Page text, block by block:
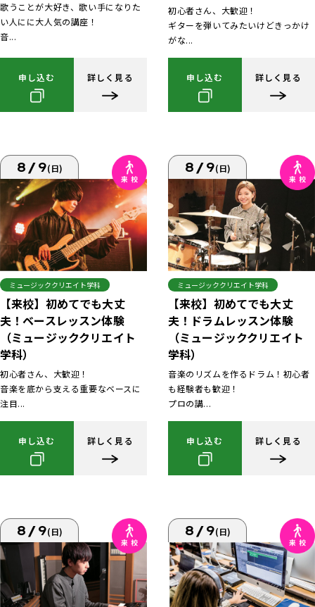
歌うことが大好き、歌い手になりた
い人にに大人気の講座！
音...
申し込む 詳しく見る
初心者さん、大歓迎！
ギターを弾いてみたいけどきっかけ
がな...
申し込む 詳しく見る
8/9(日)
ミュージッククリエイト学科
【来校】初めてでも大丈
夫！ベースレッスン体験
（ミュージッククリエイト
学科）
初心者さん、大歓迎！
音楽を底から支える重要なベースに
注目...
申し込む 詳しく見る
8/9(日)
ミュージッククリエイト学科
【来校】初めてでも大丈
夫！ドラムレッスン体験
（ミュージッククリエイト
学科）
音楽のリズムを作るドラム！初心者
も経験者も歓迎！
プロの講...
申し込む 詳しく見る
8/9(日) 8/9(日)